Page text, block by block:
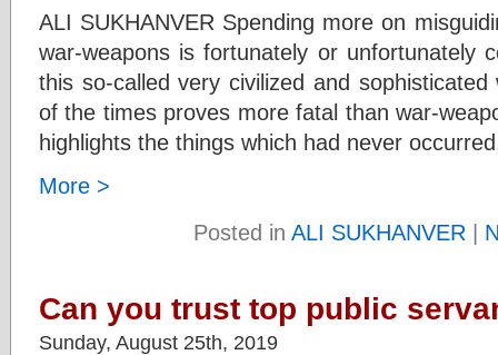
ALI SUKHANVER Spending more on
war-weapons is fortunately or unfortunately
this so-called very civilized and
of the times proves more fatal than war-
highlights the things which had never
More >
Posted in ALI SUKHANVER |
Can you trust top public
Sunday, August 25th, 2019